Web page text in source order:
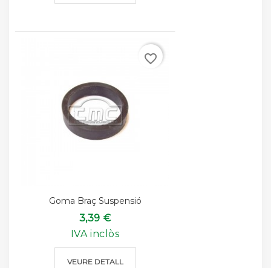
Goma Braç Suspensió
3,39 €
IVA inclòs
VEURE DETALL
favorite_border